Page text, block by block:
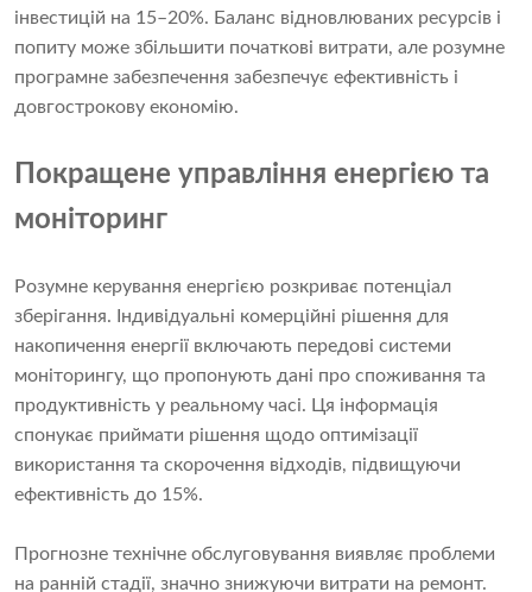
інвестицій на 15–20%. Баланс відновлюваних ресурсів і
попиту може збільшити початкові витрати, але розумне
програмне забезпечення забезпечує ефективність і
довгострокову економію.
Покращене управління енергією та
моніторинг
Розумне керування енергією розкриває потенціал
зберігання. Індивідуальні комерційні рішення для
накопичення енергії включають передові системи
моніторингу, що пропонують дані про споживання та
продуктивність у реальному часі. Ця інформація
спонукає приймати рішення щодо оптимізації
використання та скорочення відходів, підвищуючи
ефективність до 15%.
Прогнозне технічне обслуговування виявляє проблеми
на ранній стадії, значно знижуючи витрати на ремонт.